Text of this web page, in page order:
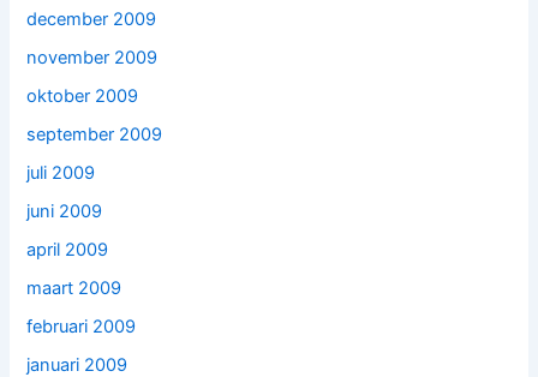
december 2009
november 2009
oktober 2009
september 2009
juli 2009
juni 2009
april 2009
maart 2009
februari 2009
januari 2009